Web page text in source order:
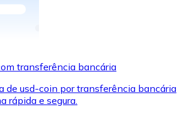
e Mastercard para comprar
transferência bancária
de usd-coin por transferência bancária
rápida e segura.